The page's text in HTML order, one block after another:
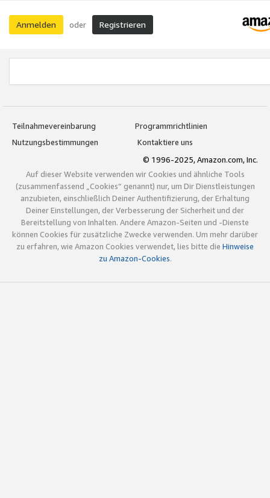
Anmelden oder Registrieren
Teilnahmevereinbarung
Programmrichtlinien
Nutzungsbestimmungen
Kontaktiere uns
© 1996-2025, Amazon.com, Inc.
Auf dieser Website verwenden wir Cookies und ähnliche Tools
(zusammenfassend „Cookies“ genannt) nur, um Dir Dienstleistungen
anzubieten, einschließlich Deiner Authentifizierung, der Erhaltung
Deiner Einstellungen, der Verbesserung der Sicherheit und der
Bereitstellung von Inhalten. Andere Amazon-Seiten und -Dienste
können Cookies für zusätzliche Zwecke verwenden. Um mehr darüber
zu erfahren, wie Amazon Cookies verwendet, lies bitte die Hinweise
zu Amazon-Cookies.